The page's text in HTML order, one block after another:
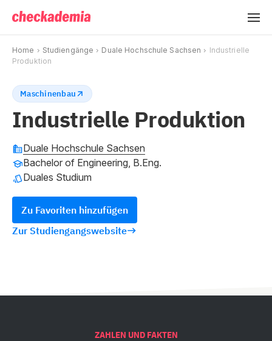
Home Studiengänge Duale Hochschule Sachsen
Industrielle
Produktion
Maschinenbau
Industrielle Produktion
Duale Hochschule Sachsen
Bachelor of Engineering, B.Eng.
Duales Studium
Zu Favoriten hinzufügen
Zur Studiengangswebsite
ZAHLEN UND FAKTEN